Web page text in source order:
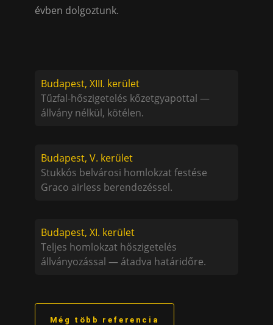
évben dolgoztunk.
Budapest, XIII. kerület
Tűzfal-hőszigetelés kőzetgyapottal —
állvány nélkül, kötélen.
Budapest, V. kerület
Stukkós belvárosi homlokzat festése
Graco airless berendezéssel.
Budapest, XI. kerület
Teljes homlokzat hőszigetelés
állványozással — átadva határidőre.
Még több referencia